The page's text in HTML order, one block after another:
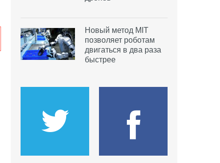
Новый метод MIT
позволяет роботам
двигаться в два раза
быстрее